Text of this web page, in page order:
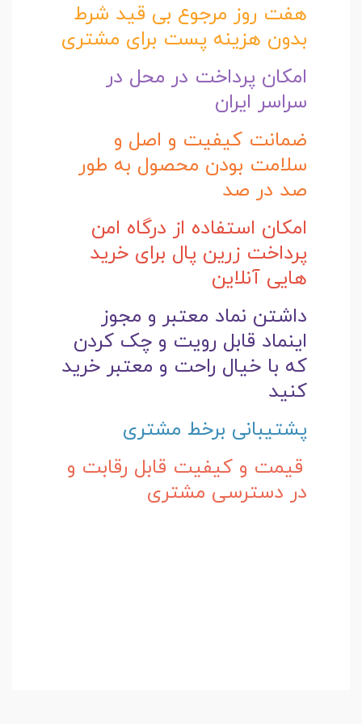
هفت روز مرجوع بی قید شرط
بدون هزینه پست برای مشتری
امکان پرداخت در محل در
سراسر ایران
ضمانت کیفیت و اصل و
سلامت بودن محصول به طور
صد در صد
امکان استفاده از درگاه امن
پرداخت زرین پال برای خرید
هایی آنلاین
داشتن نماد معتبر و مجوز
اینماد قابل رویت و چک کردن
که با خیال راحت و معتبر خرید
کنید
پشتیبانی برخط مشتری
قیمت و کیفیت قابل رقابت و
در دسترسی مشتری